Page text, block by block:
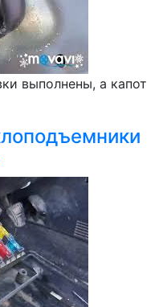
выполнены, а капот